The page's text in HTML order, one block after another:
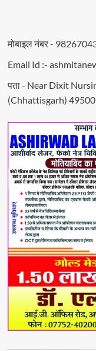
मोबाइल नंबर -
Email Id :-
पता - Near Dixit
(Chhattisgarh)